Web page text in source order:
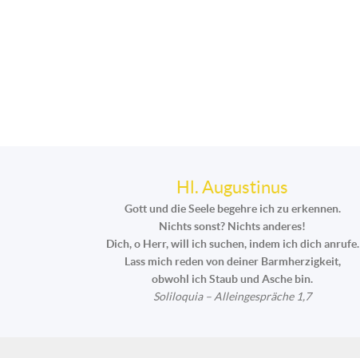
Hl. Augustinus
Gott und die Seele begehre ich zu erkennen.
Nichts sonst? Nichts anderes!
Dich, o Herr, will ich suchen, indem ich dich anrufe.
Lass mich reden von deiner Barmherzigkeit,
obwohl ich Staub und Asche bin.
Soliloquia – Alleingespräche 1,7